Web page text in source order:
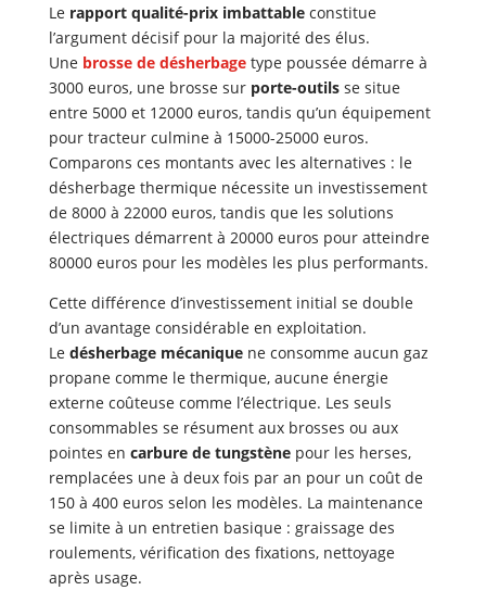
Le rapport qualité-prix imbattableconstitue
l’argument décisif pour la majorité des élus.
Une brosse de désherbagetype poussée démarre à
3000 euros, une brosse sur porte-outilsse situe
entre 5000 et 12000 euros, tandis qu’un équipement
pour tracteur culmine à 15000-25000 euros.
Comparons ces montants avec les alternatives : le
désherbage thermique nécessite un investissement
de 8000 à 22000 euros, tandis que les solutions
électriques démarrent à 20000 euros pour atteindre
80000 euros pour les modèles les plus performants.
Cette différence d’investissement initial se double
d’un avantage considérable en exploitation.
Le désherbage mécaniquene consomme aucun gaz
propane comme le thermique, aucune énergie
externe coûteuse comme l’électrique. Les seuls
consommables se résument aux brosses ou aux
pointes en carbure de tungstènepour les herses,
remplacées une à deux fois par an pour un coût de
150 à 400 euros selon les modèles. La maintenance
se limite à un entretien basique : graissage des
roulements, vérification des fixations, nettoyage
après usage.